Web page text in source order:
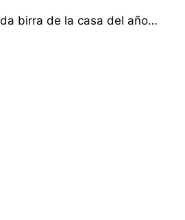
birra de la casa del año…